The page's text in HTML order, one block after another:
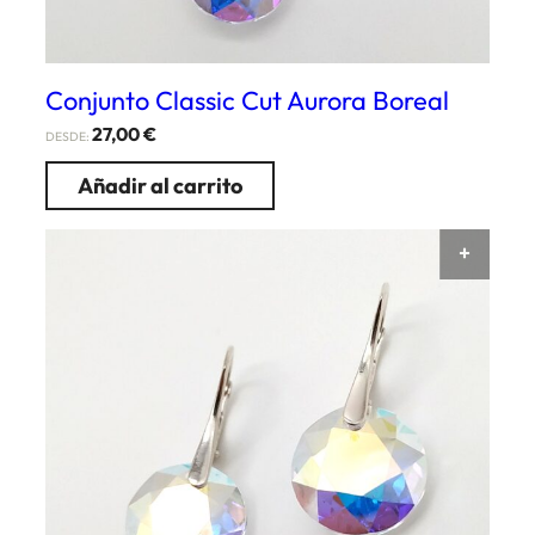
Conjunto Classic Cut Aurora Boreal
DESDE: 27,00€
Añadir al carrito